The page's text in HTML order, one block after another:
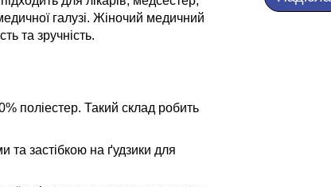
галузі. Жіночий медичний
та зручність.
поліестер. Такий склад робить
застібкою на ґудзики для